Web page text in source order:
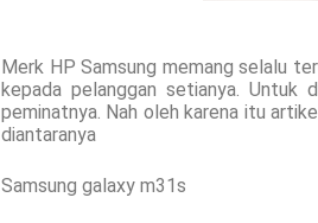
Merk HP Samsung memang selalu
kepada pelanggan setianya. Untuk
peminatnya. Nah oleh karena itu
diantaranya
Samsung galaxy m31s